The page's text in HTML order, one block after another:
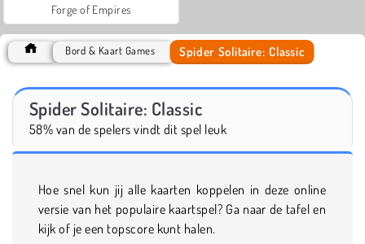
Forge of Empires
Bord & Kaart Games Spider Solitaire: Classic
Spider Solitaire: Classic
58% van de spelers vindt dit spel leuk
Hoe snel kun jij alle kaarten koppelen in deze online
versie van het populaire kaartspel? Ga naar de tafel en
kijk of je een topscore kunt halen.